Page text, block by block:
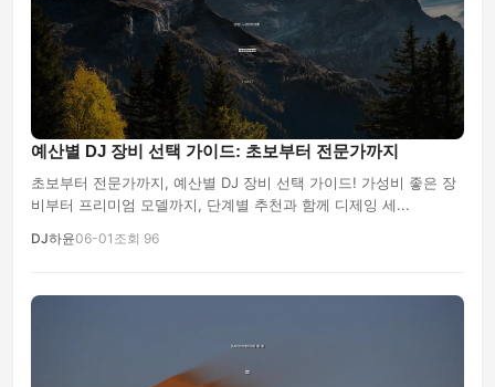
예산별 DJ 장비 선택 가이드: 초보부터 전문가까지
초보부터 전문가까지, 예산별 DJ 장비 선택 가이드! 가성비 좋은 장
비부터 프리미엄 모델까지, 단계별 추천과 함께 디제잉 세...
DJ하윤06-01 조회 96